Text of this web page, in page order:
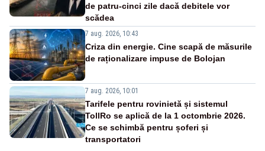
de patru-cinci zile dacă debitele vor
scădea
7 aug. 2026, 10:43
Criza din energie. Cine scapă de măsurile
de raționalizare impuse de Bolojan
7 aug. 2026, 10:01
Tarifele pentru rovinietă și sistemul
TollRo se aplică de la 1 octombrie 2026.
Ce se schimbă pentru șoferi și
transportatori